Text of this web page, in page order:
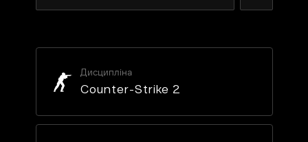
Дисципліна
Counter-Strike 2